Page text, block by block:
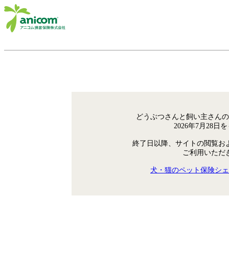
どうぶつさんと飼い主さん
2026年7月28日
終了日以降、サイトの閲覧お
ご利用いただ
犬・猫のペット保険シ